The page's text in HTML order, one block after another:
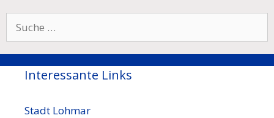
nach:
Interessante Links
Stadt Lohmar